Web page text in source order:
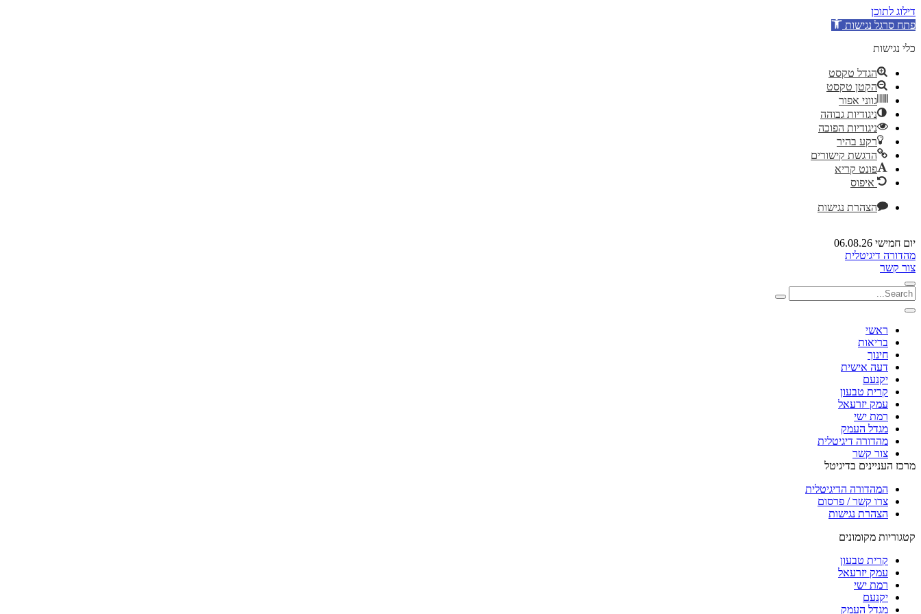
דילוג לתוכן
פתח סרגל נגישות
כלי נגישות
הגדל טקסט
הקטן טקסט
גווני אפור
ניגודיות גבוהה
ניגודיות הפוכה
רקע בהיר
הדגשת קישורים
פונט קריא
איפוס
הצהרת נגישות
יום חמישי 06.08.26
מהדורה דיגיטלית
צור קשר
ראשי
בריאות
חינוך
דעה אישית
יקנעם
קרית טבעון
עמק יזרעאל
רמת ישי
מגדל העמק
מהדורה דיגיטלית
צור קשר
מרכז העניינים בדיגיטל
המהדורה הדיגיטלית
צרו קשר / פרסום
הצהרת נגישות
קטגוריות מקומונים
קרית טבעון
עמק יזרעאל
רמת ישי
יקנעם
מגדל העמק